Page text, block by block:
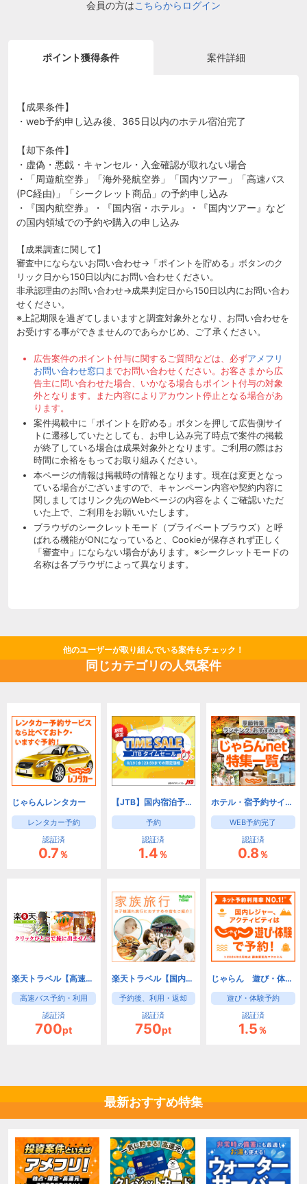
会員の方はこちらからログイン
ポイント獲得条件 案件詳細
【成果条件】
・web予約申し込み後、365日以内のホテル宿泊完了
【却下条件】
・虚偽・悪戯・キャンセル・入金確認が取れない場合
・「周遊航空券」「海外発航空券」「国内ツアー」「高速バス
(PC経由)」「シークレット商品」の予約申し込み
・『国内航空券』・『国内宿・ホテル』・『国内ツアー』など
の国内領域での予約や購入の申し込み
【成果調査に関して】
審査中にならないお問い合わせ→「ポイントを貯める」ボタンのク
リック日から150日以内にお問い合わせください。
非承認理由のお問い合わせ→成果判定日から150日以内にお問い合わ
せください。
※上記期限を過ぎてしまいますと調査対象外となり、お問い合わせを
お受けする事ができませんのであらかじめ、ご了承ください。
広告案件のポイント付与に関するご質問などは、必ずアメフリ
お問い合わせ窓口 までお問い合わせください。お客さまから広
告主に問い合わせた場合、いかなる場合もポイント付与の対象
外となります。また内容によりアカウント停止となる場合があ
ります。
案件掲載中に「ポイントを貯める」ボタンを押して広告側サイ
トに遷移していたとしても、お申し込み完了時点で案件の掲載
が終了している場合は成果対象外となります。ご利用の際はお
時間に余裕をもってお取り組みください。
本ページの情報は掲載時の情報となります。現在は変更となっ
ている場合がございますので、キャンペーン内容や契約内容に
関しましてはリンク先のWebページの内容をよくご確認いただ
いた上で、ご利用をお願いいたします。
ブラウザのシークレットモード（プライベートブラウズ）と呼
ばれる機能がONになっていると、Cookieが保存されず正しく
「審査中」にならない場合があります。※シークレットモードの
名称は各ブラウザによって異なります。
他のユーザーが取り組んでいる案件もチェック！
同じカテゴリの人気案件
じゃらんレンタカー
レンタカー予約
認証済
0.7％
【JTB】国内宿泊予約(旅館・ホテル)と国内ツアー予約
予約
認証済
1.4％
ホテル・宿予約サイトなら【じゃらんnet】
WEB予約完了
認証済
0.8％
楽天トラベル【高速バス】
高速バス予約・利用
認証済
700pt
楽天トラベル【国内レンタカー】
予約後、利用・返却
認証済
750pt
じゃらん 遊び・体験予約
遊び・体験予約
認証済
1.5％
最新おすすめ特集